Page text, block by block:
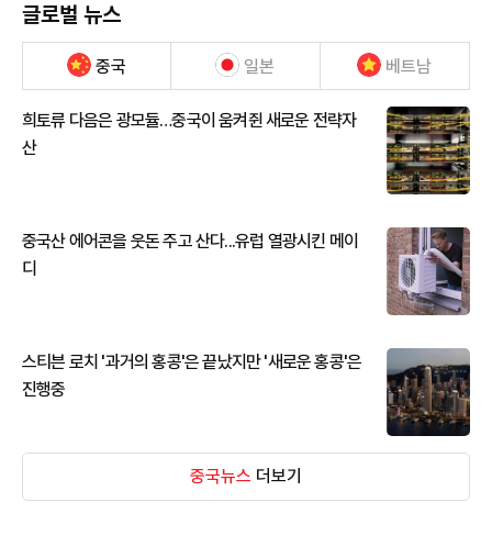
글로벌 뉴스
중국 일본 베트남
희토류 다음은 광모듈…중국이 움켜쥔 새로운 전략자
산
중국산 에어콘을 웃돈 주고 산다...유럽 열광시킨 메이
디
스티븐 로치 '과거의 홍콩'은 끝났지만 '새로운 홍콩'은
진행중
중국뉴스 더보기